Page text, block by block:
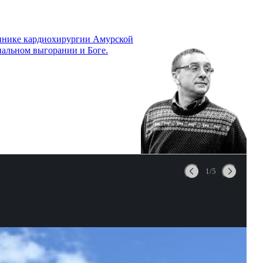
кардиохирургии Амурской
выгорании и Боге.
1/5